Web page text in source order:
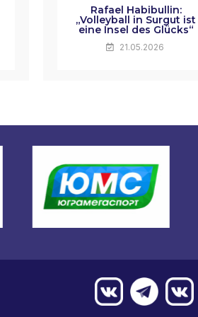
Rafael Habibullin:
„Volleyball in Surgut ist
eine Insel des Glücks“
21.05.2026